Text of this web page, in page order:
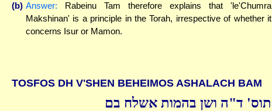
(b) Answer: Rabeinu Tam therefore explains that 'le'Chumra
Makshinan' is a principle in the Torah, irrespective of whether it
concerns Isur or Mamon.
TOSFOS DH V'SHEN BEHEIMOS ASHALACH BAM
תוס' ד"ה ושן בהמות אשלח בם